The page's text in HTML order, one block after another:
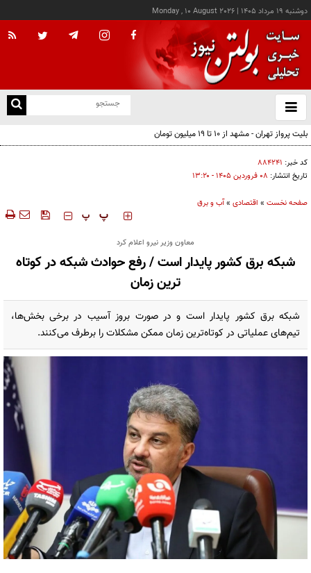
دوشنبه ۱۹ مرداد ۱۴۰۵ |
Monday , 10 August 2026
باز
و
بلیت پرواز تهران - مشهد از ۱۰ تا ۱۹ میلیون تومان
کد خبر: ۸۸۴۲۴۱
تاریخ انتشار: ۰۸ فروردين ۱۴۰۵ - ۱۳:۲۰
صفحه نخست » اقتصادی »آب و برق
‍‍‍ پ پ
معاون وزیر نیرو اعلام کرد
شبکه برق کشور پایدار است / رفع حوادث شبکه در کوتاه
ترین زمان
شبکه برق کشور پایدار است و در صورت بروز آسیب در برخی بخش‌ها،
تیم‌های عملیاتی در کوتاه‌ترین زمان ممکن مشکلات را برطرف می‌کنند.